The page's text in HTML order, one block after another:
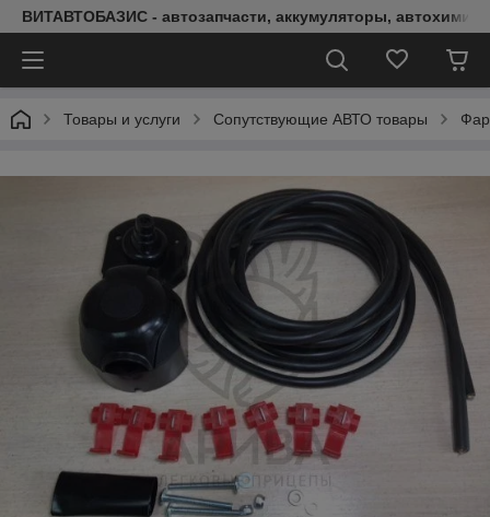
ВИТАВТОБАЗИС - автозапчасти, аккумуляторы, автохимия,
Товары и услуги Сопутствующие АВТО товары